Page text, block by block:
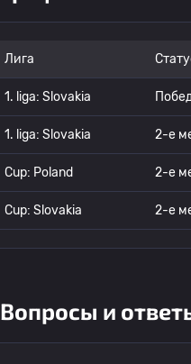
Лига
1. liga: Slovakia
1. liga: Slovakia 2-е
Cup: Poland 2-е
Cup: Slovakia 2-е
Вопросы и